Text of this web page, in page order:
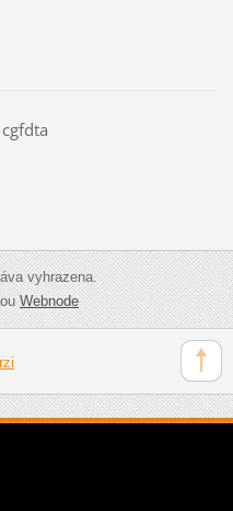
vyhrazena.
Webnode